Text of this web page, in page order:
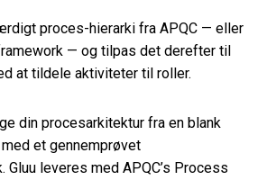
proces-hierarki fra APQC — eller
— og tilpas det derefter til
at tildele aktiviteter til roller.
din procesarkitektur fra en blank
et gennemprøvet
Gluu leveres med APQC’s Process